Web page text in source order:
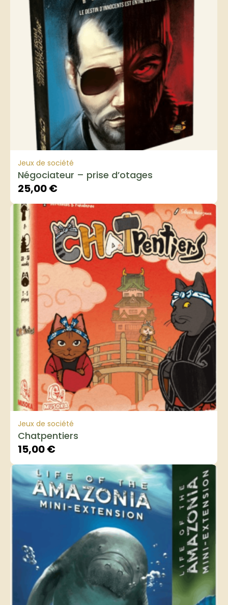
Jeux de société
Négociateur – prise d’otages
25,00€
Jeux de société
Chatpentiers
15,00€